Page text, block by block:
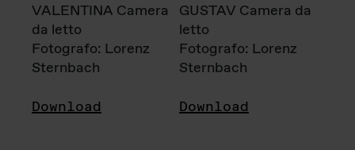
VALENTINA Camera
da letto
Fotografo: Lorenz
Sternbach
Download
GUSTAV Camera da
letto
Fotografo: Lorenz
Sternbach
Download